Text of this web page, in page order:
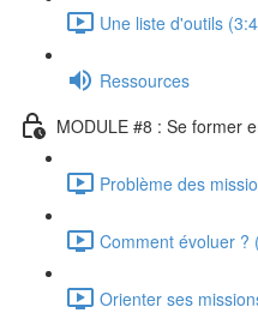
Une liste d'outils
Ressources
MODULE #8 : Se former
Problème des
Comment évoluer ?
Orienter ses